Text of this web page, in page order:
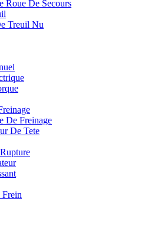
Roue De Secours
Treuil Nu
De Freinage
De Tete